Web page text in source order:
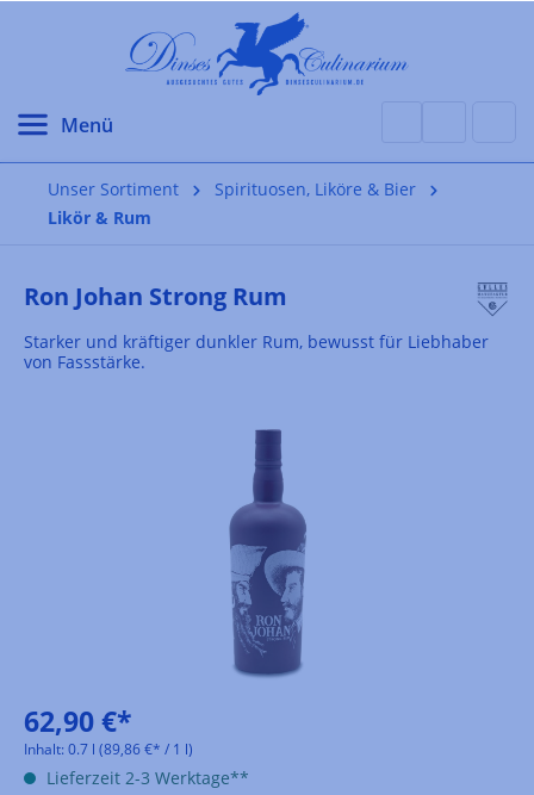
Unser Sortiment
Spirituosen, Liköre & Bier
Likör & Rum
Ron Johan Strong Rum
Starker und kräftiger dunkler Rum, bewusst für Liebhaber
von Fassstärke.
62,90 €*
Inhalt: 0.7 l (89,86 €* / 1 l)
Lieferzeit 2-3 Werktage**